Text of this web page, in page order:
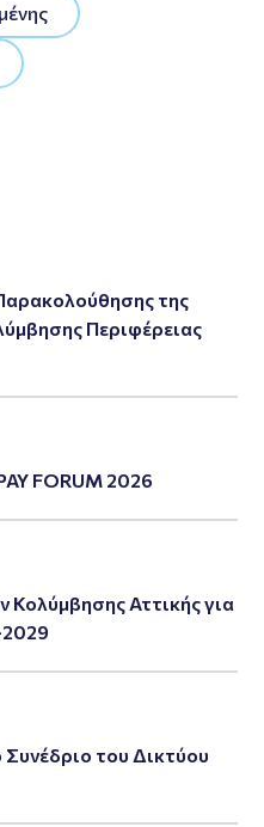
της
Περιφέρειας
FORUM 2026
Αττικής για
2029
του Δικτύου